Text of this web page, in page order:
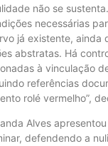
não se
necessárias
já existente, ainda
abstratas. Há
à vinculação
referências
rolé vermelho”,
Alves
defendendo a